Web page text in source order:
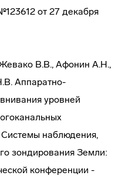
от 27 декабря
В.В., Афонин А.Н.,
Аппаратно-
уровней
наблюдения,
зондирования Земли:
конференции -